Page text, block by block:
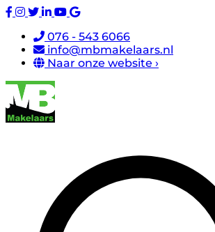
076 - 543 6066
info@mbmakelaars.nl
Naar onze website ›